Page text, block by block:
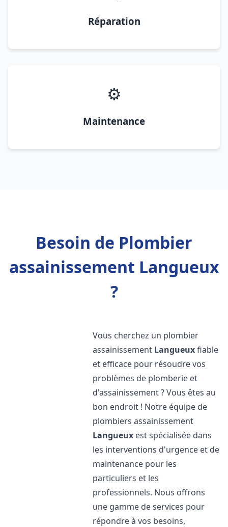
Réparation
⚙️
Maintenance
Besoin de Plombier
assainissement Langueux
?
Vous cherchez un plombier
assainissement Langueuxfiable
et efficace pour résoudre vos
problèmes de plomberie et
d'assainissement ? Vous êtes au
bon endroit ! Notre équipe de
plombiers assainissement
Langueux est spécialisée dans
les interventions d'urgence et de
maintenance pour les
particuliers et les
professionnels. Nous offrons
une gamme de services pour
répondre à vos besoins,